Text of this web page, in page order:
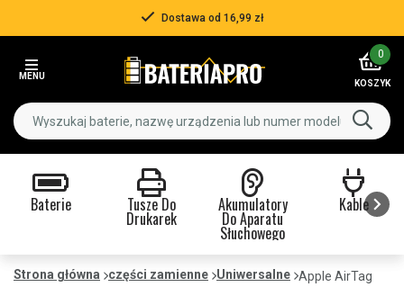
Dostawa od 16,99 zł
MENU
0
KOSZYK
Baterie Tusze Do
Drukarek
Akumulatory
Do Aparatu
Słuchowego
Kable
Strona główna części zamienne Uniwersalne Apple AirTag